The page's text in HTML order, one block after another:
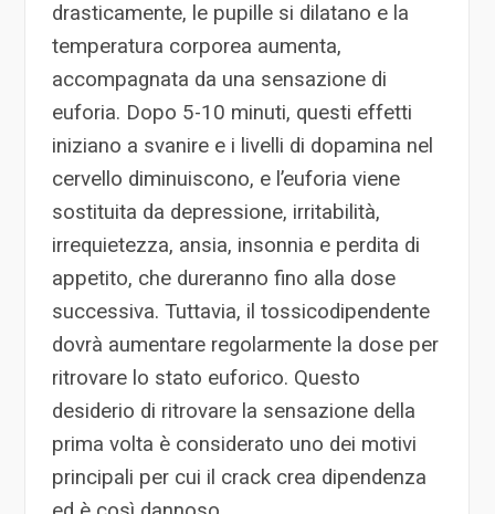
drasticamente, le pupille si dilatano e la
temperatura corporea aumenta,
accompagnata da una sensazione di
euforia. Dopo 5-10 minuti, questi effetti
iniziano a svanire e i livelli di dopamina nel
cervello diminuiscono, e l’euforia viene
sostituita da depressione, irritabilità,
irrequietezza, ansia, insonnia e perdita di
appetito, che dureranno fino alla dose
successiva. Tuttavia, il tossicodipendente
dovrà aumentare regolarmente la dose per
ritrovare lo stato euforico. Questo
desiderio di ritrovare la sensazione della
prima volta è considerato uno dei motivi
principali per cui il crack crea dipendenza